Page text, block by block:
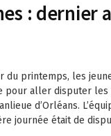
: dernier
du printemps, les
pour aller disputer
d’Orléans.
journée était de